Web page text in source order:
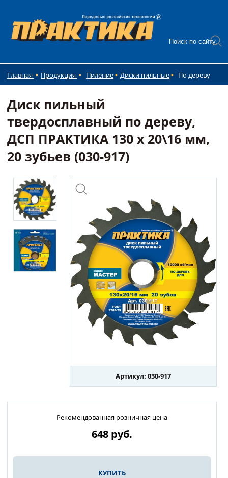
Главная Продукция Пиление Диски пильные По дереву
Диск пильный
твердосплавный по дереву,
ДСП ПРАКТИКА 130 х 20\16 мм,
20 зубьев (030-917)
Артикул: 030-917
Рекомендованная розничная цена
648 руб.
КУПИТЬ